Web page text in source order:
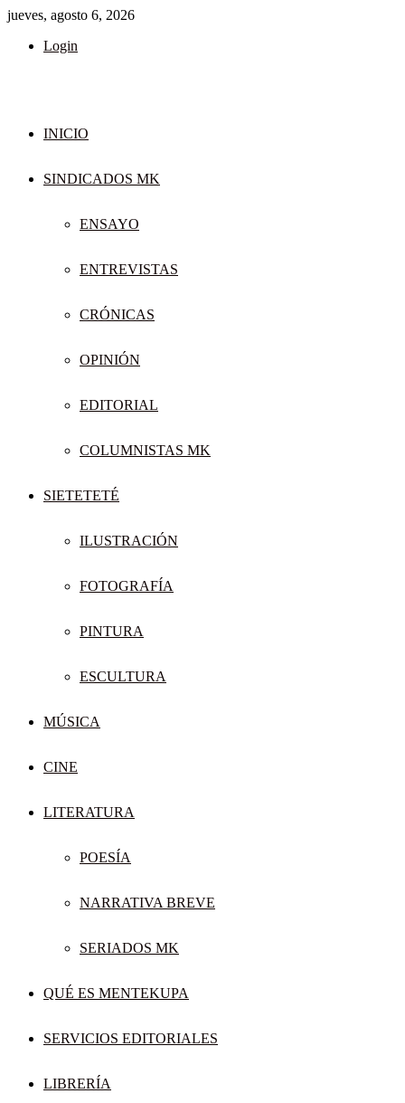
jueves, agosto 6, 2026
Login
INICIO
SINDICADOS MK
ENSAYO
ENTREVISTAS
CRÓNICAS
OPINIÓN
EDITORIAL
COLUMNISTAS MK
SIETETETÉ
ILUSTRACIÓN
FOTOGRAFÍA
PINTURA
ESCULTURA
MÚSICA
CINE
LITERATURA
POESÍA
NARRATIVA BREVE
SERIADOS MK
QUÉ ES MENTEKUPA
SERVICIOS EDITORIALES
LIBRERÍA